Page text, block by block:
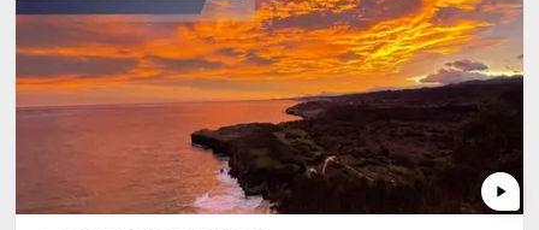
play_arrow